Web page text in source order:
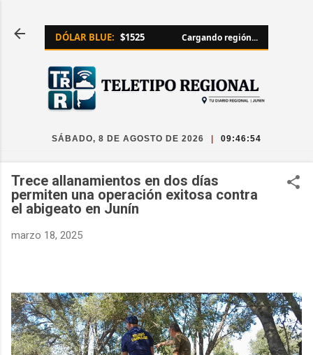
DÓLAR BLUE: $1525 Cargando región...
SÁBADO, 8 DE AGOSTO DE 2026 09:46:55
Trece allanamientos en dos días
permiten una operación exitosa contra
el abigeato en Junín
marzo 18, 2025